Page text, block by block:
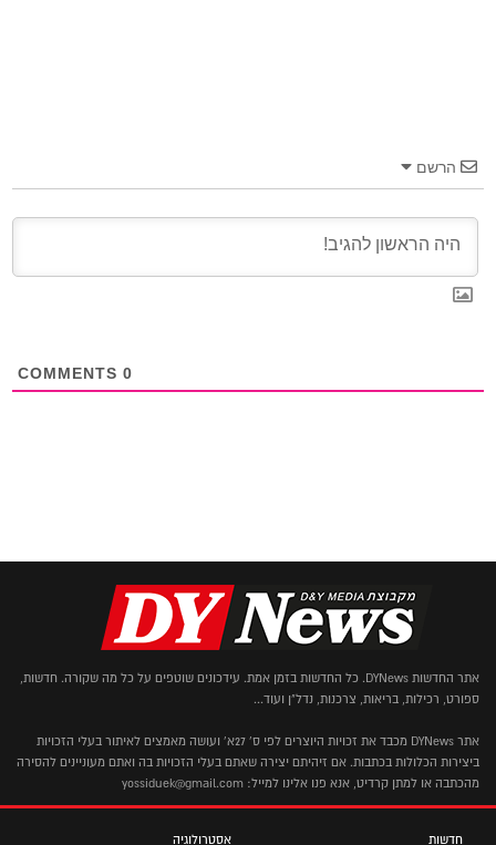
הרשם
0
אתר החדשות DYNews. כל החדשות בזמן אמת. עידכונים שוטפים על כל מה שקורה. חדשות,
ספורט, רכילות, בריאות, צרכנות, נדל"ן ועוד...
אתר DYNews מכבד את זכויות היוצרים לפי ס' 27א' ועושה מאמצים לאיתור בעלי הזכויות
ביצירות הכלולות בכתבות. אם זיהיתם יצירה שאתם בעלי הזכויות בה ואתם מעוניינים להסירה
מהכתבה או למתן קרדיט, אנא פנו אלינו למייל: yossiduek@gmail.com
חדשות אסטרולוגיה